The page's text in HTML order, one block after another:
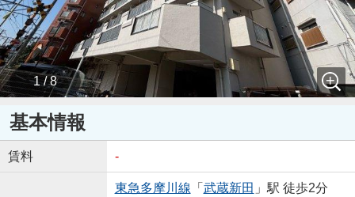
1 / 8
基本情報
賃料 -
東急多摩川線 「 武蔵新田 」駅 徒歩2分